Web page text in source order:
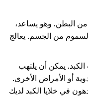
البطن. وهو يساعد،
من الجسم. يعالج
يمكن أن يلتهب
أو الأمراض الأخرى.
في خلايا الكبد لديك